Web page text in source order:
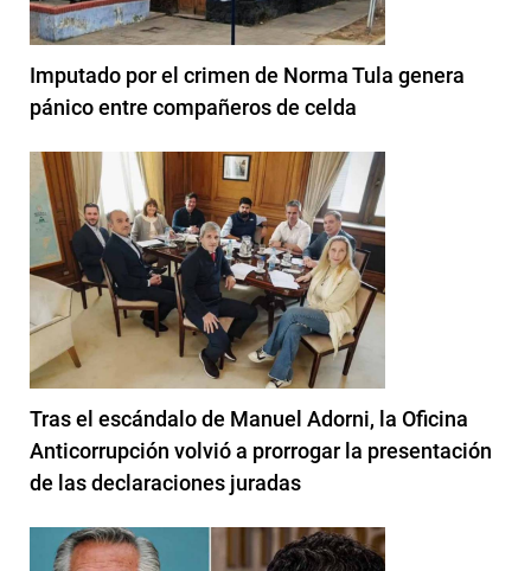
Imputado por el crimen de Norma Tula genera
pánico entre compañeros de celda
Tras el escándalo de Manuel Adorni, la Oficina
Anticorrupción volvió a prorrogar la presentación
de las declaraciones juradas